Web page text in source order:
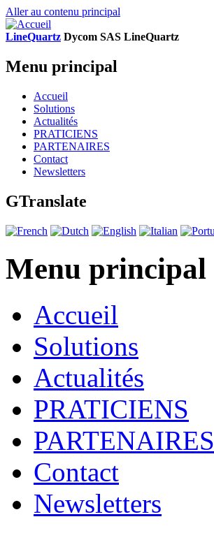
Aller au contenu principal
LineQuartz Dycom SAS LineQuartz
Menu principal
Accueil
Solutions
Actualités
PRATICIENS
PARTENAIRES
Contact
Newsletters
GTranslate
Menu principal
Accueil
Solutions
Actualités
PRATICIENS
PARTENAIRES
Contact
Newsletters